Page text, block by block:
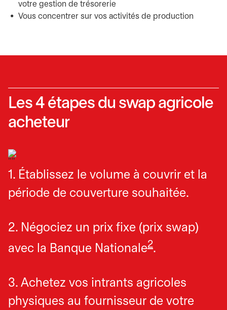
votre gestion de trésorerie
Vous concentrer sur vos activités de production
Les 4 étapes du swap agricole
acheteur
1. Établissez le volume à couvrir et la
période de couverture souhaitée.
2. Négociez un prix fixe (prix swap)
avec la Banque Nationale2.
3. Achetez vos intrants agricoles
physiques au fournisseur de votre